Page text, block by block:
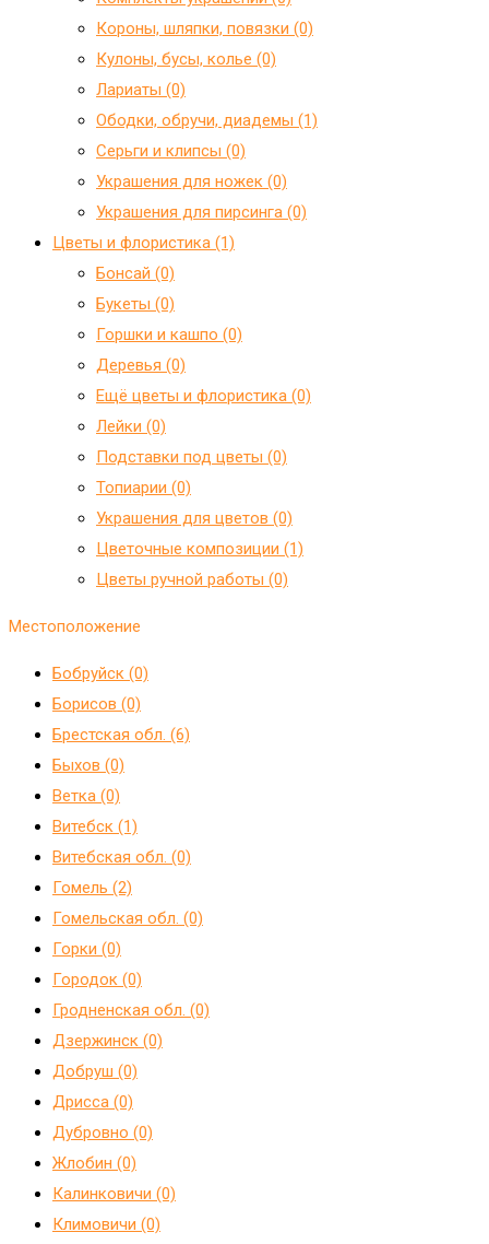
Короны, шляпки, повязки (0)
Кулоны, бусы, колье (0)
Лариаты (0)
Ободки, обручи, диадемы (1)
Серьги и клипсы (0)
Украшения для ножек (0)
Украшения для пирсинга (0)
Цветы и флористика (1)
Бонсай (0)
Букеты (0)
Горшки и кашпо (0)
Деревья (0)
Ещё цветы и флористика (0)
Лейки (0)
Подставки под цветы (0)
Топиарии (0)
Украшения для цветов (0)
Цветочные композиции (1)
Цветы ручной работы (0)
Местоположение
Бобруйск (0)
Борисов (0)
Брестская обл. (6)
Быхов (0)
Ветка (0)
Витебск (1)
Витебская обл. (0)
Гомель (2)
Гомельская обл. (0)
Горки (0)
Городок (0)
Гродненская обл. (0)
Дзержинск (0)
Добруш (0)
Дрисса (0)
Дубровно (0)
Жлобин (0)
Калинковичи (0)
Климовичи (0)